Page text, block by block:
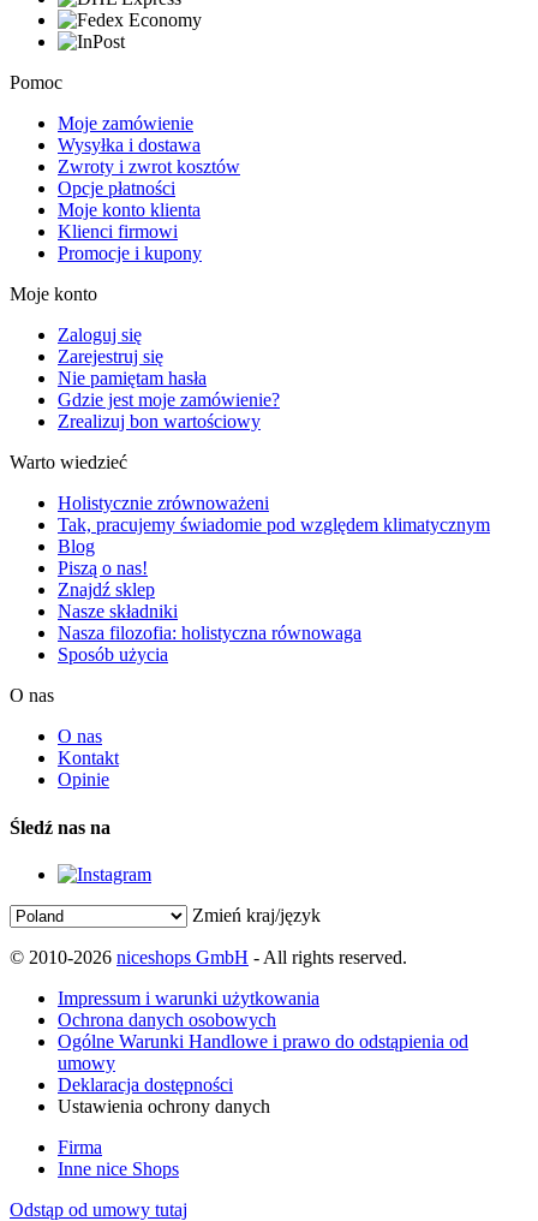
Pomoc
Moje zamówienie
Wysyłka i dostawa
Zwroty i zwrot kosztów
Opcje płatności
Moje konto klienta
Klienci firmowi
Promocje i kupony
Moje konto
Zaloguj się
Zarejestruj się
Nie pamiętam hasła
Gdzie jest moje zamówienie?
Zrealizuj bon wartościowy
Warto wiedzieć
Holistycznie zrównoważeni
Tak, pracujemy świadomie pod względem klimatycznym
Blog
Piszą o nas!
Znajdź sklep
Nasze składniki
Nasza filozofia: holistyczna równowaga
Sposób użycia
O nas
O nas
Kontakt
Opinie
Śledź nas na
Zmień kraj/język
© 2010-2026 niceshops GmbH - All rights reserved.
Impressum i warunki użytkowania
Ochrona danych osobowych
Ogólne Warunki Handlowe i prawo do odstąpienia od
umowy
Deklaracja dostępności
Ustawienia ochrony danych
Firma
Inne nice Shops
Odstąp od umowy tutaj